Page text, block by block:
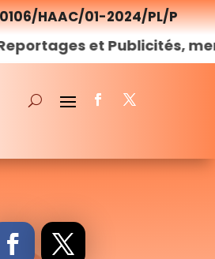
0106/HAAC/01-2024/PL/P
et Publicités, merci denous